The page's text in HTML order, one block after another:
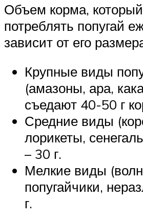
Объем корма,
потреблять попугай
зависит от его
Крупные виды
(амазоны, ара,
съедают 40-50 г
Средние виды
лорикеты,
– 30 г.
Мелкие виды
попугайчики,
г.